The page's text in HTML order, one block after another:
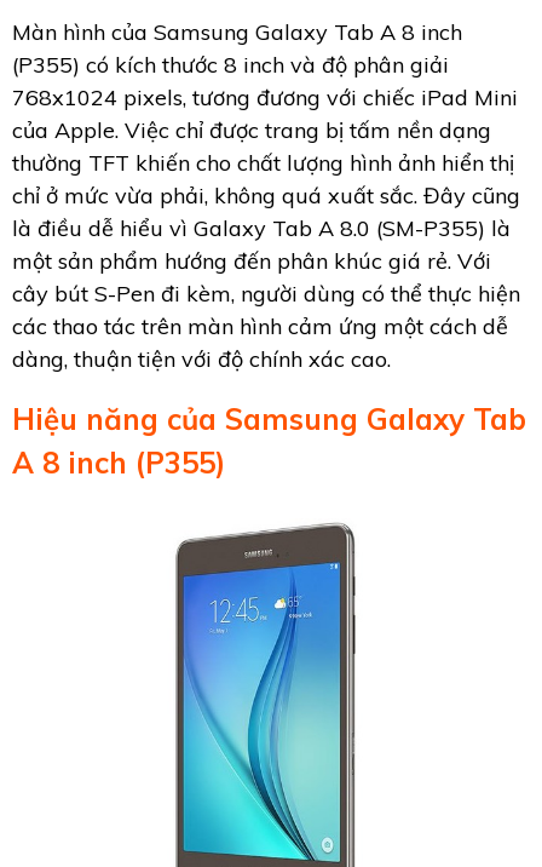
Màn hình của Samsung Galaxy Tab A 8 inch
(P355) có kích thước 8 inch và độ phân giải
768x1024 pixels, tương đương với chiếc iPad Mini
của Apple. Việc chỉ được trang bị tấm nền dạng
thường TFT khiến cho chất lượng hình ảnh hiển thị
chỉ ở mức vừa phải, không quá xuất sắc. Đây cũng
là điều dễ hiểu vì Galaxy Tab A 8.0 (SM-P355) là
một sản phẩm hướng đến phân khúc giá rẻ. Với
cây bút S-Pen đi kèm, người dùng có thể thực hiện
các thao tác trên màn hình cảm ứng một cách dễ
dàng, thuận tiện với độ chính xác cao.
Hiệu năng của Samsung Galaxy Tab
A 8 inch (P355)